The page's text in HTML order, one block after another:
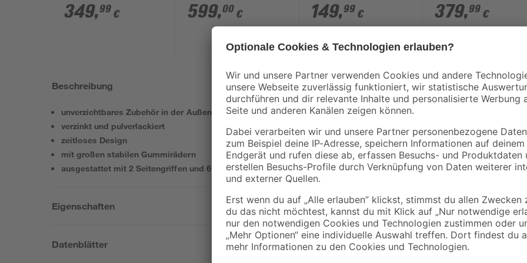
63,5 x 110 x 67 cm
349,99 €
120 x 90 x 67 cm
599,00 € 149,99 €
93,5 x 90 x 67 cm
379,99 €
Beschreibung
unverzichtbares Zubehör in der Außenküche
verzinkt und pulverlackiert
zeitloses Design
mit großen stabilen Gummirädern
ausgestattet mit 2 Seitengriffen und 6 S-Haken aus Edelstahl
Wenn deine Vorfreude auf
wir dir diesen quadratischen
83 x 83 cm wiegt er 18 kg. Dank
das Gestell dazu besonders
dir jetzt den Ausziehtisch!
Eigenschaften
Datenblätter